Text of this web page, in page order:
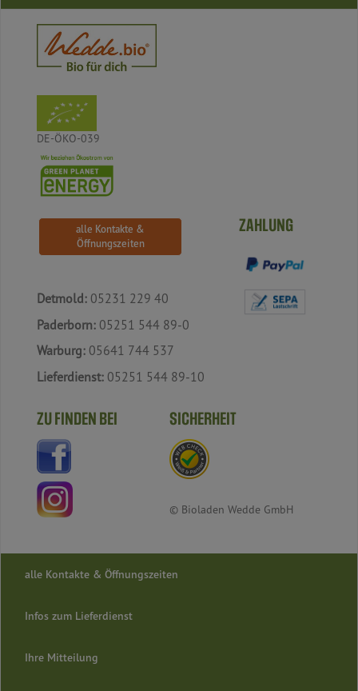
DE-ÖKO-039
alle Kontakte &
Öffnungszeiten
Detmold: 05231 229 40
Paderborn: 05251 544 89-0
Warburg: 05641 744 537
Lieferdienst: 05251 544 89-10
ZAHLUNG
ZU FINDEN BEI SICHERHEIT
© Bioladen Wedde GmbH
alle Kontakte & Öffnungszeiten
Infos zum Lieferdienst
Ihre Mitteilung